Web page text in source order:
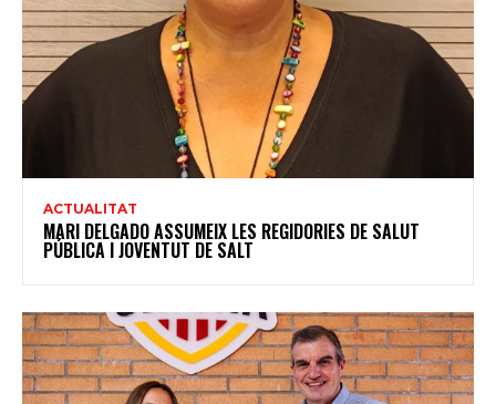
ACTUALITAT
MARI DELGADO ASSUMEIX LES REGIDORIES DE SALUT
PÚBLICA I JOVENTUT DE SALT